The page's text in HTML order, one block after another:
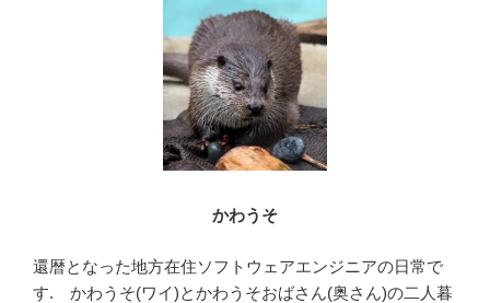
かわうそ
還暦となった地方在住ソフトウェアエンジニアの日常で
す. かわうそ(ワイ)とかわうそおばさん(奥さん)の二人暮